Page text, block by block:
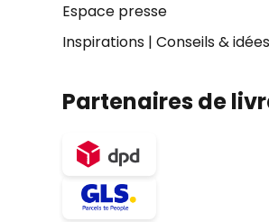
Espace presse
Inspirations| Conseils & idées
Partenaires de